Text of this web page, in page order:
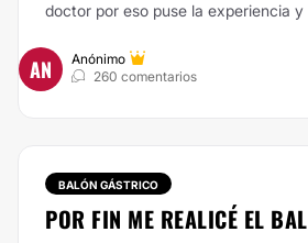
doctor por eso puse la experiencia y
AN
Anónimo
260 comentarios
BALÓN GÁSTRICO
POR FIN ME REALICÉ EL